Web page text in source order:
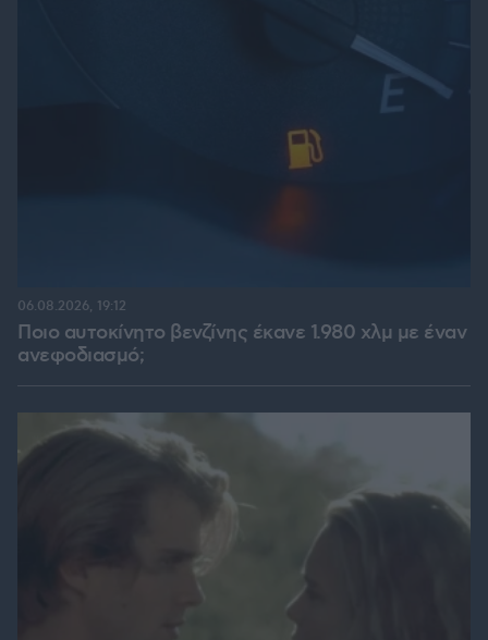
Ποιο αυτοκίνητο βενζίνης έκανε 1.980 χλμ με έναν
ανεφοδιασμό;
06.08.2026, 19:12